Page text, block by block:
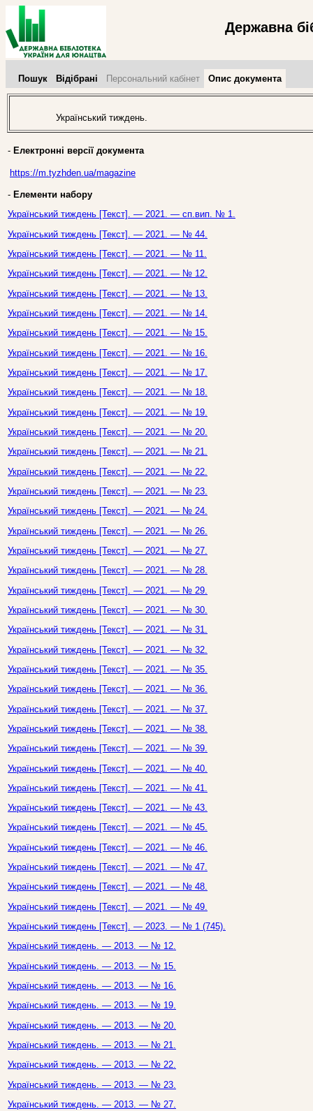
Державна
Пошук Відібрані Персональний кабінет Опис документа
Український тиждень.
- Електронні версії документа
https://m.tyzhden.ua/magazine
- Елементи набору
Український тиждень [Текст]. — 2021. — сп.вип. № 1.
Український тиждень [Текст]. — 2021. — № 44.
Український тиждень [Текст]. — 2021. — № 11.
Український тиждень [Текст]. — 2021. — № 12.
Український тиждень [Текст]. — 2021. — № 13.
Український тиждень [Текст]. — 2021. — № 14.
Український тиждень [Текст]. — 2021. — № 15.
Український тиждень [Текст]. — 2021. — № 16.
Український тиждень [Текст]. — 2021. — № 17.
Український тиждень [Текст]. — 2021. — № 18.
Український тиждень [Текст]. — 2021. — № 19.
Український тиждень [Текст]. — 2021. — № 20.
Український тиждень [Текст]. — 2021. — № 21.
Український тиждень [Текст]. — 2021. — № 22.
Український тиждень [Текст]. — 2021. — № 23.
Український тиждень [Текст]. — 2021. — № 24.
Український тиждень [Текст]. — 2021. — № 26.
Український тиждень [Текст]. — 2021. — № 27.
Український тиждень [Текст]. — 2021. — № 28.
Український тиждень [Текст]. — 2021. — № 29.
Український тиждень [Текст]. — 2021. — № 30.
Український тиждень [Текст]. — 2021. — № 31.
Український тиждень [Текст]. — 2021. — № 32.
Український тиждень [Текст]. — 2021. — № 35.
Український тиждень [Текст]. — 2021. — № 36.
Український тиждень [Текст]. — 2021. — № 37.
Український тиждень [Текст]. — 2021. — № 38.
Український тиждень [Текст]. — 2021. — № 39.
Український тиждень [Текст]. — 2021. — № 40.
Український тиждень [Текст]. — 2021. — № 41.
Український тиждень [Текст]. — 2021. — № 43.
Український тиждень [Текст]. — 2021. — № 45.
Український тиждень [Текст]. — 2021. — № 46.
Український тиждень [Текст]. — 2021. — № 47.
Український тиждень [Текст]. — 2021. — № 48.
Український тиждень [Текст]. — 2021. — № 49.
Український тиждень [Текст]. — 2023. — № 1 (745).
Український тиждень. — 2013. — № 12.
Український тиждень. — 2013. — № 15.
Український тиждень. — 2013. — № 16.
Український тиждень. — 2013. — № 19.
Український тиждень. — 2013. — № 20.
Український тиждень. — 2013. — № 21.
Український тиждень. — 2013. — № 22.
Український тиждень. — 2013. — № 23.
Український тиждень. — 2013. — № 27.